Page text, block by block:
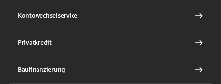
Kontowechselservice
Privatkredit
Baufinanzierung